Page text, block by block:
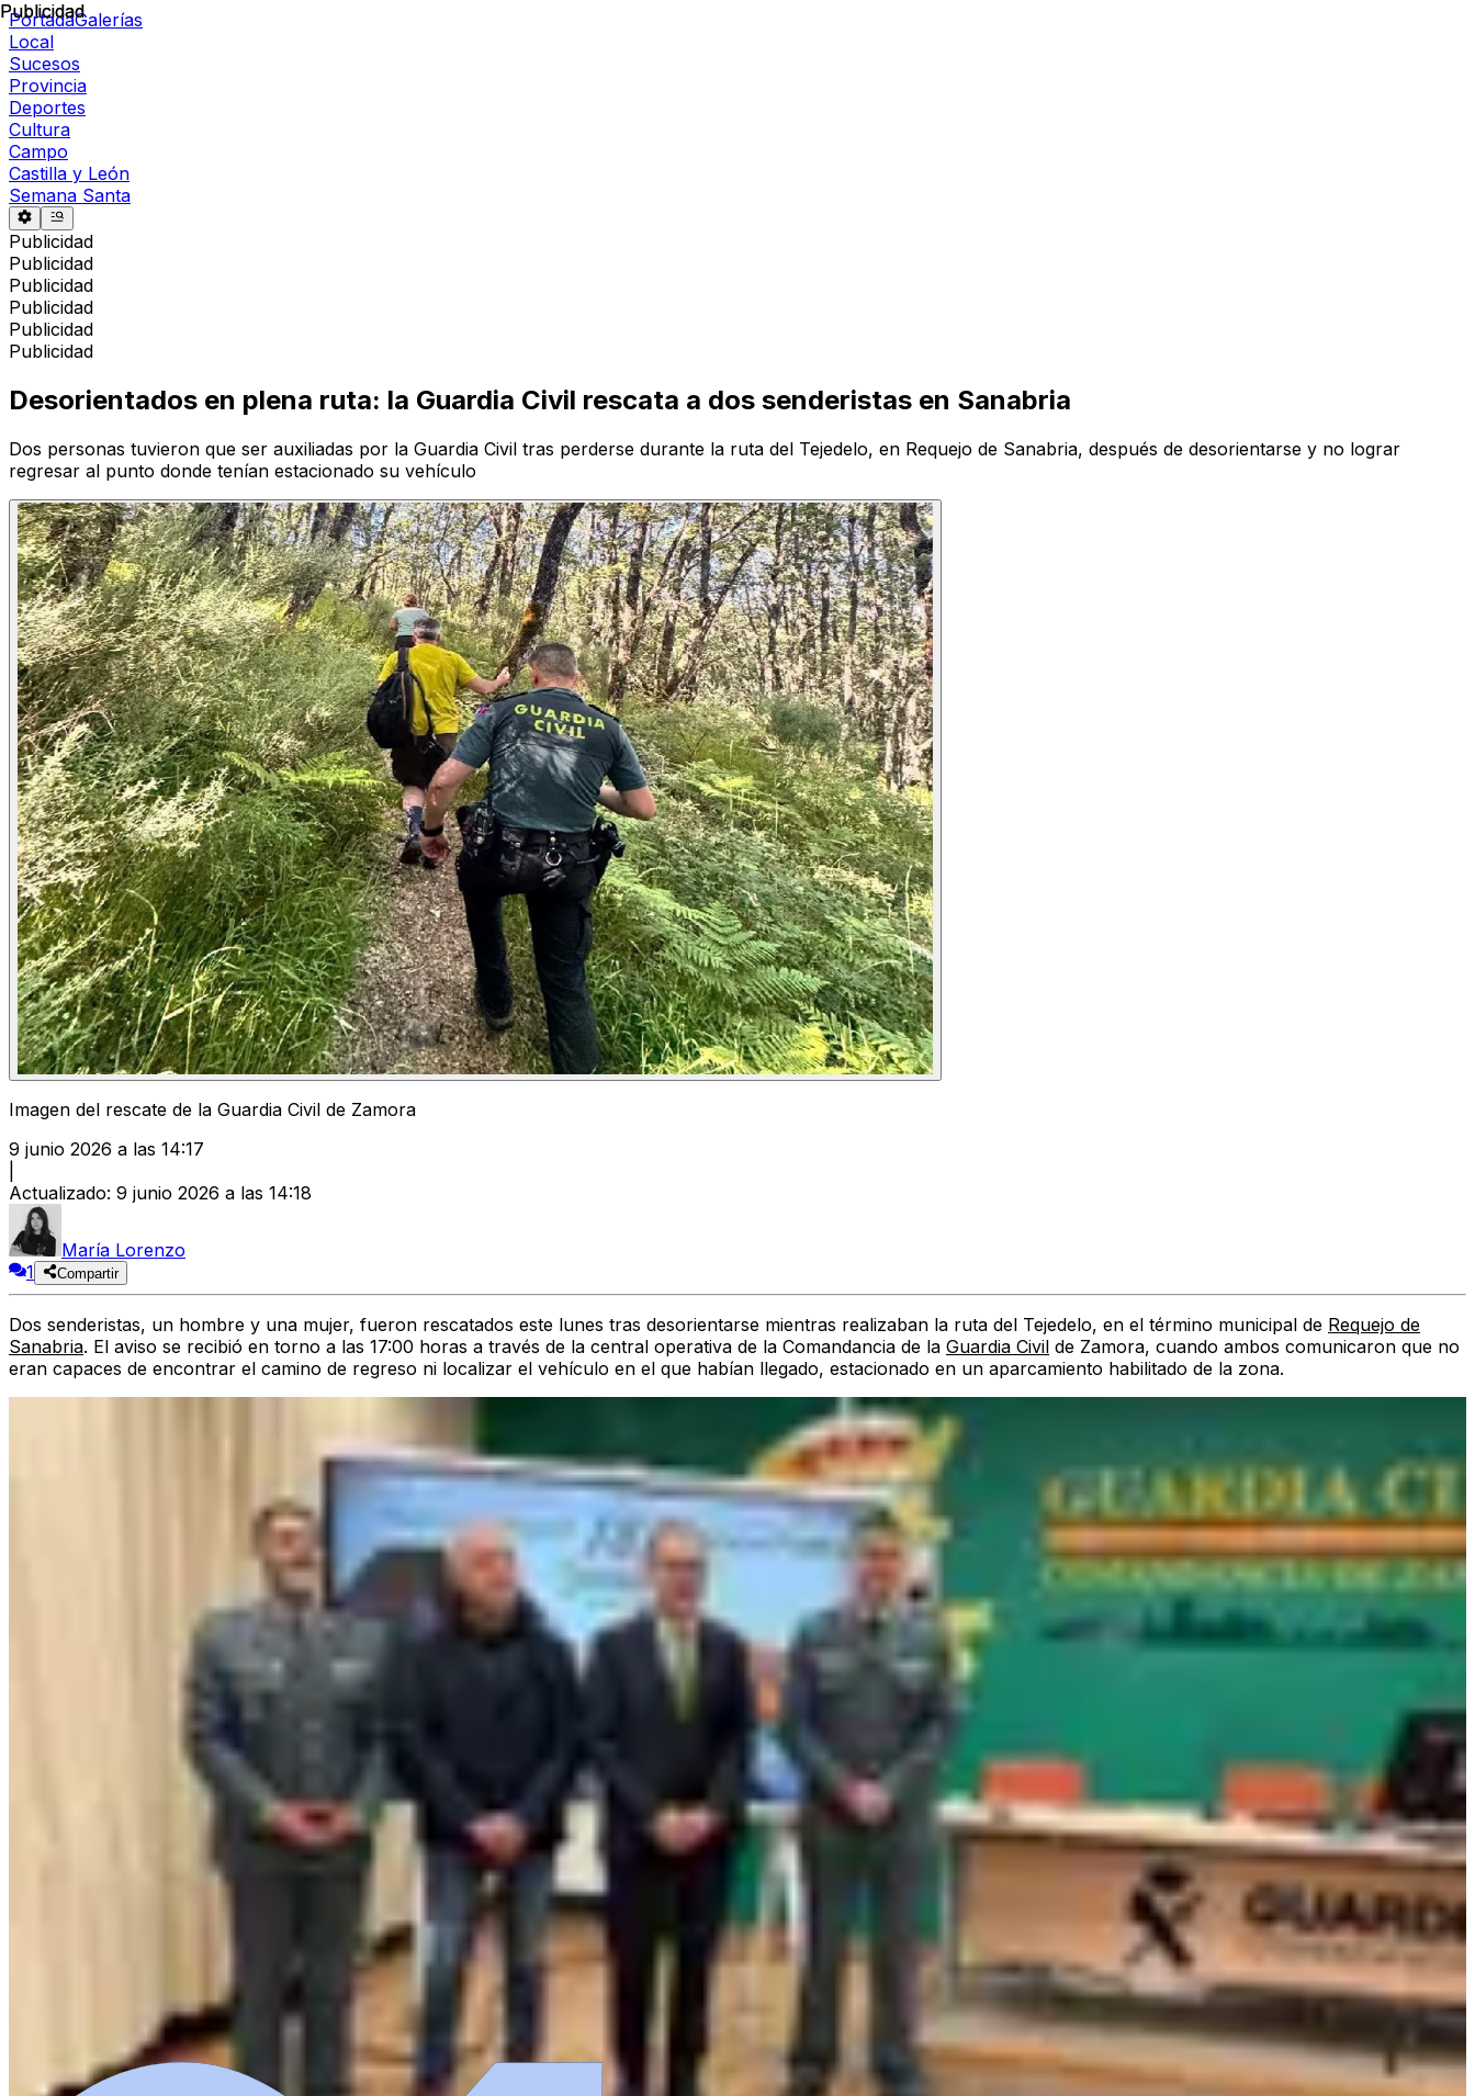
PortadaGalerías
Local
Sucesos
Provincia
Deportes
Cultura
Campo
Castilla y León
Semana Santa
Publicidad
Publicidad
Publicidad
Publicidad
Publicidad
Publicidad
Publicidad
Desorientados en plena ruta: la Guardia Civil rescata a dos senderistas en Sanabria
Dos personas tuvieron que ser auxiliadas por la Guardia Civil tras perderse durante la ruta del Tejedelo, en Requejo de Sanabria, después de desorientarse y no lograr
regresar al punto donde tenían estacionado su vehículo
Imagen del rescate de la Guardia Civil de Zamora
9 junio 2026 a las 14:17
Actualizado: 9 junio 2026 a las 14:18
María Lorenzo
1
Compartir
Dos senderistas, un hombre y una mujer, fueron rescatados este lunes tras desorientarse mientras realizaban la ruta del Tejedelo, en el término municipal de Requejo de
Sanabria. El aviso se recibió en torno a las 17:00 horas a través de la central operativa de la Comandancia de la Guardia Civil de Zamora, cuando ambos comunicaron que no
eran capaces de encontrar el camino de regreso ni localizar el vehículo en el que habían llegado, estacionado en un aparcamiento habilitado de la zona.
Publicidad